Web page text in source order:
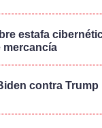
estafa
mercancía
contra Trump